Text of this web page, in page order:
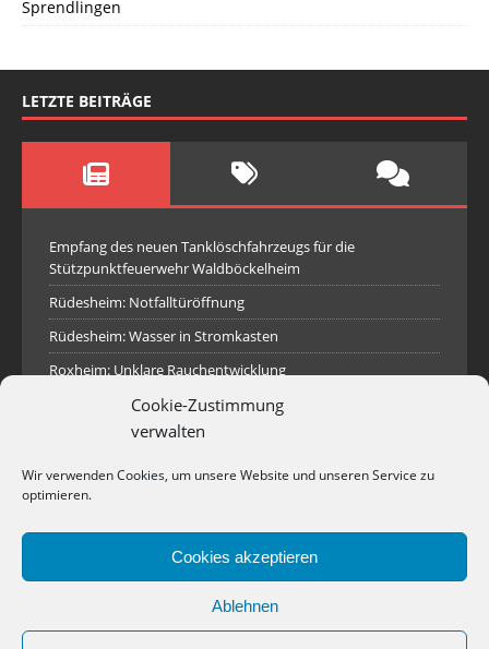
Cookie-Zustimmung
verwalten
Wir verwenden Cookies, um unsere Website und unseren Service zu
optimieren.
Cookies akzeptieren
Ablehnen
Sprendlingen
LETZTE BEITRÄGE
Empfang des neuen Tanklöschfahrzeugs für die
Stützpunktfeuerwehr Waldböckelheim
Rüdesheim: Notfalltüröffnung
Rüdesheim: Wasser in Stromkasten
Roxheim: Unklare Rauchentwicklung
Sprendlingen: Überörtliche Hilfe bei Industriebrand in
Sprendlingen
Rüdesheim: Aufgerissener Dieseltank
Industriepark Pferdsfeld: Brand eines Holzpolter